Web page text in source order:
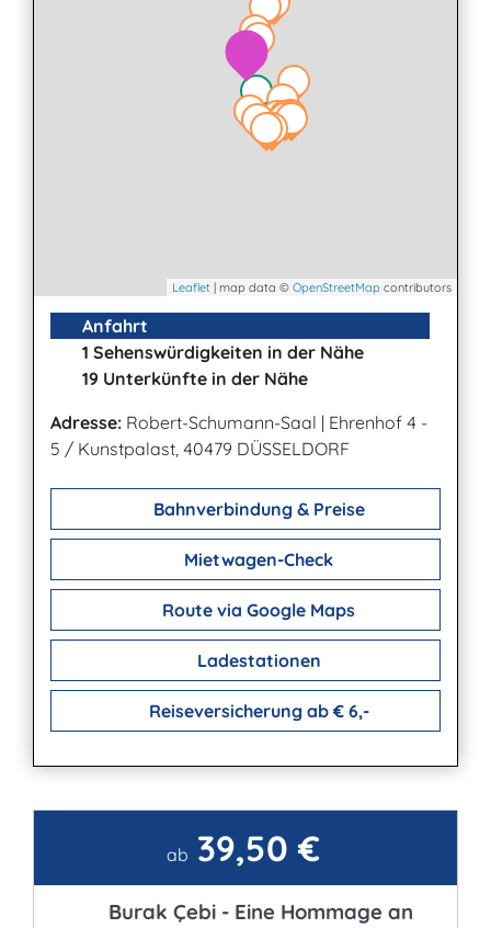
Leaflet | map data © OpenStreetMap contributors
Anfahrt
1 Sehenswürdigkeiten in der Nähe
19 Unterkünfte in der Nähe
Adresse: Robert-Schumann-Saal | Ehrenhof 4 -
5 / Kunstpalast, 40479 DÜSSELDORF
Bahnverbindung & Preise
Mietwagen-Check
Route via Google Maps
Ladestationen
Reiseversicherung ab € 6,-
Kontaktab 39,50 €
Burak Çebi - Eine Hommage an